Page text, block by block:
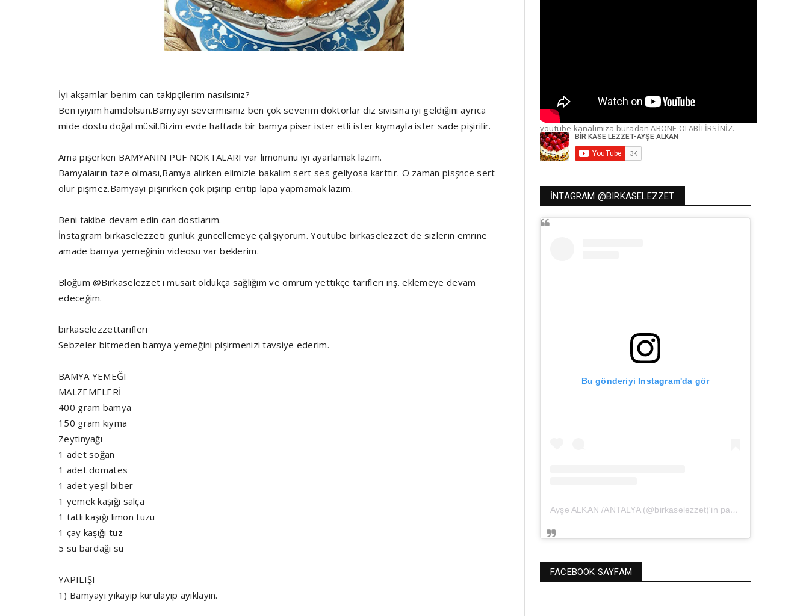
İyi akşamlar benim can takipçilerim nasılsınız?
Ben iyiyim hamdolsun.Bamyayı severmisiniz ben çok severim doktorlar diz sıvısına iyi geldiğini ayrıca
mide dostu doğal müsil.Bizim evde haftada bir bamya piser ister etli ister kıymayla ister sade pişirilir.
Ama pişerken BAMYANIN PÜF NOKTALARI var limonunu iyi ayarlamak lazım.
Bamyalaırın taze olması,Bamya alırken elimizle bakalım sert ses geliyosa karttır. O zaman pisşnce sert
olur pişmez.Bamyayı pişirirken çok pişirip eritip lapa yapmamak lazım.
Beni takibe devam edin can dostlarım.
İnstagram birkaselezzeti günlük güncellemeye çalışıyorum. Youtube birkaselezzet de sizlerin emrine
amade bamya yemeğinin videosu var beklerim.
Bloğum @Birkaselezzet'i müsait oldukça sağlığım ve ömrüm yettikçe tarifleri inş. eklemeye devam
edeceğim.
birkaselezzettarifleri
Sebzeler bitmeden bamya yemeğini pişirmenizi tavsiye ederim.
BAMYA YEMEĞI
MALZEMELERİ
400 gram bamya
150 gram kıyma
Zeytinyağı
1 adet soğan
1 adet domates
1 adet yeşil biber
1 yemek kaşığı salça
1 tatlı kaşığı limon tuzu
1 çay kaşığı tuz
5 su bardağı su
YAPILIŞI
1) Bamyayı yıkayıp kurulayıp ayıklayın.
youtube kanalımıza buradan ABONE OLABİLİRSİNİZ.
İNTAGRAM @BIRKASELEZZET
Bu gönderiyi Instagram'da gör
Ayşe ALKAN /ANTALYA (@birkaselezzet)'in paylaştığı bir gönderi
FACEBOOK SAYFAM